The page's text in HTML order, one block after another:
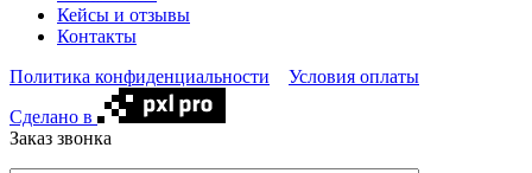
Кейсы и отзывы
Контакты
Политика конфиденциальности
Условия оплаты
Сделано в
Заказ звонка